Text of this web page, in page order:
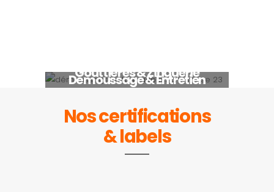
Gouttières & Zinguerie
Démoussage & Entretien
Nos certifications
& labels